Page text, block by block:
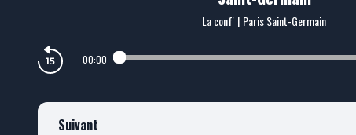
La conf' | Paris Saint-Germain
00:00
Suivant